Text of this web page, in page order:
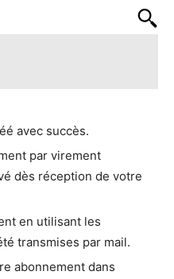
avec succès.
par virement
dès réception de votre
en utilisant les
transmises par mail.
abonnement dans